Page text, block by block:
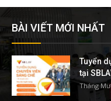
BÀI VIẾT MỚI NHẤT
Tuyển
tại
Tháng